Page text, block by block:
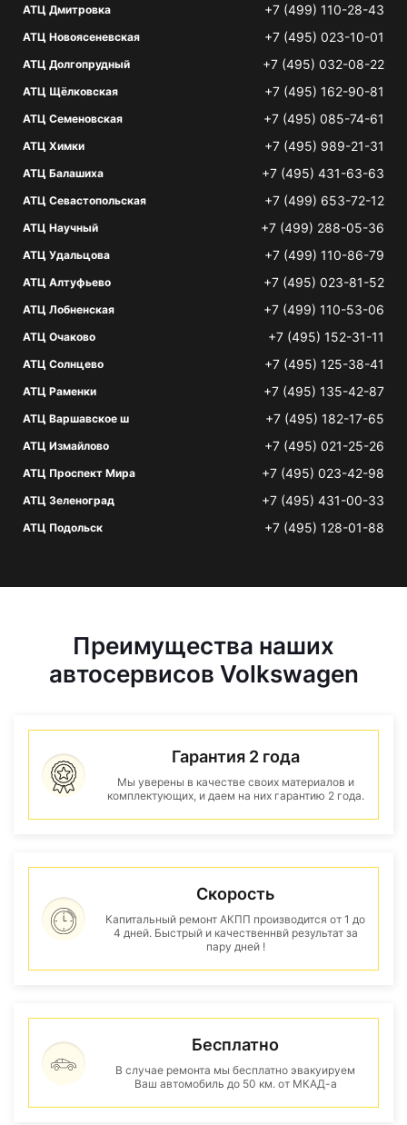
АТЦ Дмитровка +7 (499) 110-28-43
АТЦ Новоясеневская +7 (495) 023-10-01
АТЦ Долгопрудный +7 (495) 032-08-22
АТЦ Щёлковская +7 (495) 162-90-81
АТЦ Семеновская +7 (495) 085-74-61
АТЦ Химки +7 (495) 989-21-31
АТЦ Балашиха +7 (495) 431-63-63
АТЦ Севастопольская +7 (499) 653-72-12
АТЦ Научный +7 (499) 288-05-36
АТЦ Удальцова +7 (499) 110-86-79
АТЦ Алтуфьево +7 (495) 023-81-52
АТЦ Лобненская +7 (499) 110-53-06
АТЦ Очаково +7 (495) 152-31-11
АТЦ Солнцево +7 (495) 125-38-41
АТЦ Раменки +7 (495) 135-42-87
АТЦ Варшавское ш +7 (495) 182-17-65
АТЦ Измайлово +7 (495) 021-25-26
АТЦ Проспект Мира +7 (495) 023-42-98
АТЦ Зеленоград +7 (495) 431-00-33
АТЦ Подольск +7 (495) 128-01-88
Преимущества наших
автосервисов Volkswagen
Гарантия 2 года
Мы уверены в качестве своих материалов и
комплектующих, и даем на них гарантию 2 года.
Скорость
Капитальный ремонт АКПП производится от 1 до
4 дней. Быстрый и качественнвй результат за
пару дней !
Бесплатно
В случае ремонта мы бесплатно эвакуируем
Ваш автомобиль до 50 км. от МКАД-а